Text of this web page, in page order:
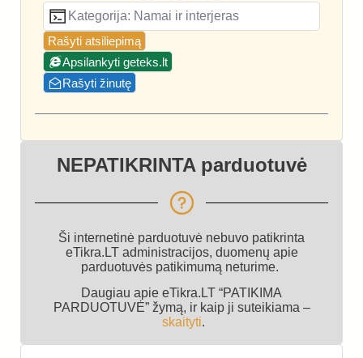
Kategorija: Namai ir interjeras
Rašyti atsiliepimą
Apsilankyti geteks.lt
Rašyti žinutę
NEPATIKRINTA parduotuvė
Ši internetinė parduotuvė nebuvo patikrinta
eTikra.LT administracijos, duomenų apie
parduotuvės patikimumą neturime.
Daugiau apie eTikra.LT “PATIKIMA
PARDUOTUVĖ” žymą, ir kaip ji suteikiama –
skaityti.